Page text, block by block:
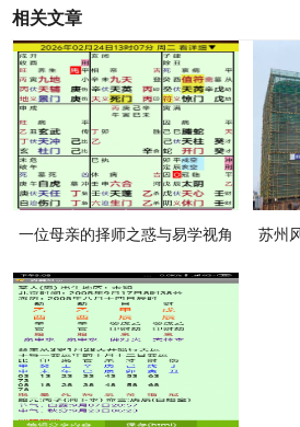
相关文章
一位母亲的择师之惑与易学视角
苏州